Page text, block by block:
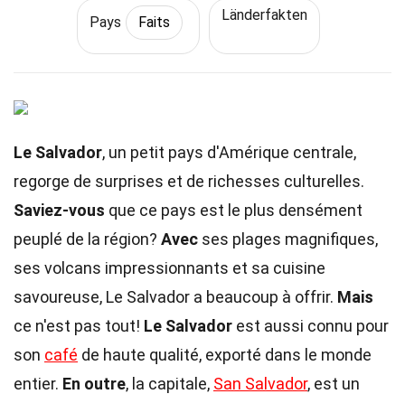
Pays Faits Länderfakten
Le Salvador, un petit pays d'Amérique centrale,
regorge de surprises et de richesses culturelles.
Saviez-vous que ce pays est le plus densément
peuplé de la région? Avec ses plages magnifiques,
ses volcans impressionnants et sa cuisine
savoureuse, Le Salvador a beaucoup à offrir. Mais
ce n'est pas tout! Le Salvador est aussi connu pour
son café de haute qualité, exporté dans le monde
entier. En outre, la capitale, San Salvador, est un